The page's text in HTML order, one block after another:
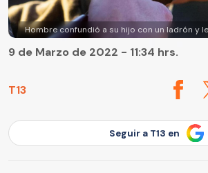
Hombre confundió a su hijo con un ladrón y
T13
9 de Marzo de 2022 - 11:34 hrs.
Seguir a T13 en